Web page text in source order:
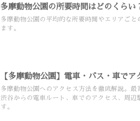
多摩動物公園の所要時間はどのくら
多摩動物公園の平均的な所要時間やエリアご
ます。
【多摩動物公園】電車・バス・車で
多摩動物公園へのアクセス方法を徹底解説。
渋谷からの電車ルート、車でのアクセス、周
す。